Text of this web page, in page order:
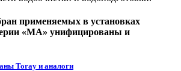
применяемых в установках
«МА» унифицированы и
Toray и аналоги